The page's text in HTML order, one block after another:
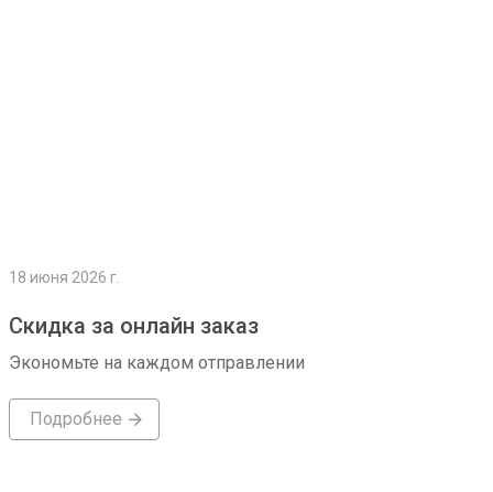
18 июня 2026 г.
Скидка за онлайн заказ
Экономьте на каждом отправлении
Подробнее